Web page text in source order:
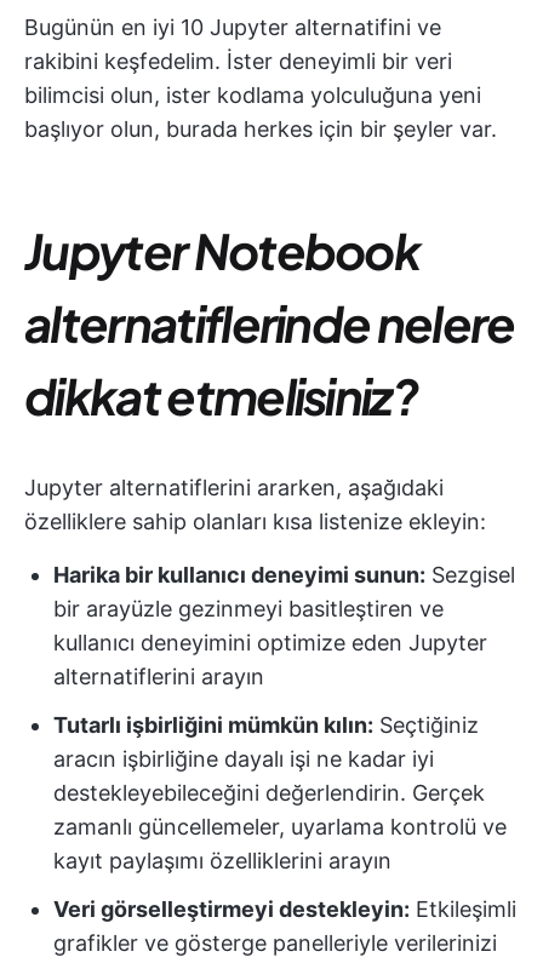
Bugünün en iyi 10 Jupyter alternatifini ve
rakibini keşfedelim. İster deneyimli bir veri
bilimcisi olun, ister kodlama yolculuğuna yeni
başlıyor olun, burada herkes için bir şeyler var.
Jupyter Notebook
alternatiflerinde nelere
dikkat etmelisiniz?
Jupyter alternatiflerini ararken, aşağıdaki
özelliklere sahip olanları kısa listenize ekleyin:
Harika bir kullanıcı deneyimi sunun: Sezgisel
bir arayüzle gezinmeyi basitleştiren ve
kullanıcı deneyimini optimize eden Jupyter
alternatiflerini arayın
Tutarlı işbirliğini mümkün kılın: Seçtiğiniz
aracın işbirliğine dayalı işi ne kadar iyi
destekleyebileceğini değerlendirin. Gerçek
zamanlı güncellemeler, uyarlama kontrolü ve
kayıt paylaşımı özelliklerini arayın
Veri görselleştirmeyi destekleyin: Etkileşimli
grafikler ve gösterge panelleriyle verilerinizi